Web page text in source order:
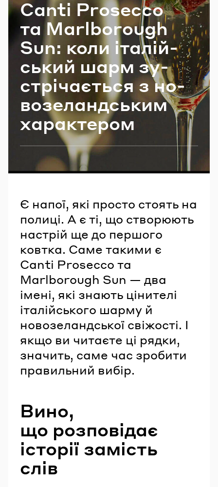
Canti Prosecco
та Marlborough
Sun: коли іта­лій­
ський шарм зу­
стрі­ча­є­ться з но­
во­зе­ланд­ським
ха­ра­кте­ром
Є напої, які просто стоять на
полиці. А є ті, що створюють
настрій ще до першого
ковтка. Саме такими є
Canti Prosecco та
Marlborough Sun — два
імені, які знають цінителі
італійського шарму й
новозеландської свіжості. І
якщо ви читаєте ці рядки,
значить, саме час зробити
правильний вибір.
Вино,
що розповідає
історії замість
слів
Email
Пароль
Забули пароль?
УВІЙТИ